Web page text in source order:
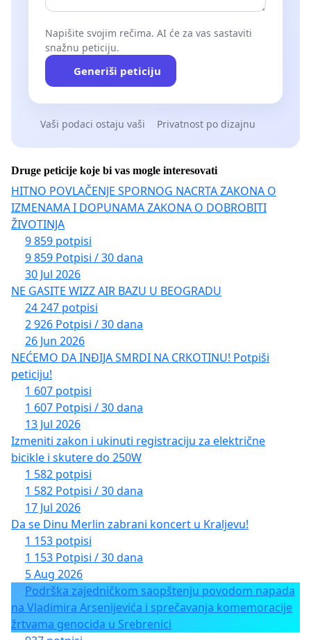
Napišite svojim rečima. AI će za vas sastaviti
snažnu peticiju.
Generiši peticiju
Vaši podaci ostaju vaši Privatnost po dizajnu
Druge peticije koje bi vas mogle interesovati
HITNO POVLAČENJE SPORNOG NACRTA ZAKONA O
IZMENAMA I DOPUNAMA ZAKONA O DOBROBITI
ŽIVOTINJA
9 859 potpisi
9 859 Potpisi / 30 dana
30 Jul 2026
NE GASITE WIZZ AIR BAZU U BEOGRADU
24 247 potpisi
2 926 Potpisi / 30 dana
26 Jun 2026
NEĆEMO DA INĐIJA SMRDI NA CRKOTINU! Potpiši
peticiju!
1 607 potpisi
1 607 Potpisi / 30 dana
13 Jul 2026
Izmeniti zakon i ukinuti registraciju za električne
bicikle i skutere do 250W
1 582 potpisi
1 582 Potpisi / 30 dana
17 Jul 2026
Da se Dinu Merlin zabrani koncert u Kraljevu!
1 153 potpisi
1 153 Potpisi / 30 dana
5 Aug 2026
Podrška zajedničkom saopštenju povodom napada
na Vladimira Arsenijevića i sprečavanja komemoracije
žrtvama genocida u Srebrenici